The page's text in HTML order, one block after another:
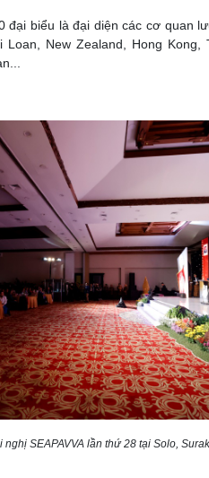
đại biểu là đại diện các cơ quan
New Zealand, Hong Kong,
nghị SEAPAVVA lần thứ 28 tại Solo,